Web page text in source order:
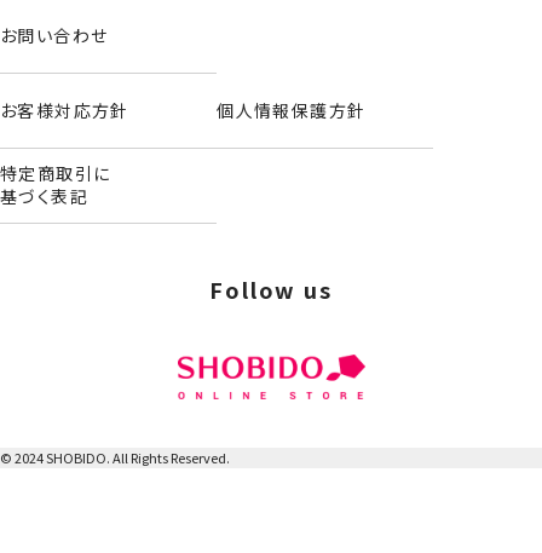
お問い合わせ
お客様対応方針 個人情報保護方針
特定商取引に
基づく表記
© 2024 SHOBIDO. All Rights Reserved.
Follow us